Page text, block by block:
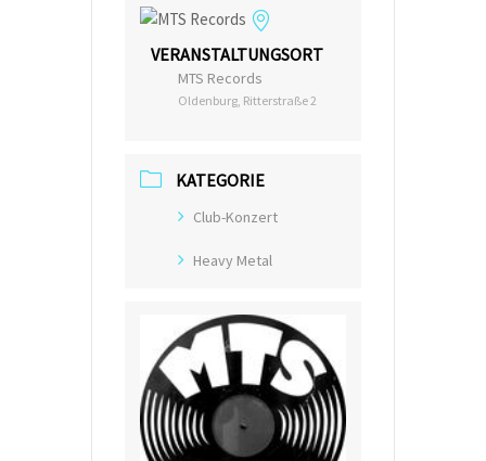
VERANSTALTUNGSORT
MTS Records
Oldenburg, Ritterstraße 2
KATEGORIE
Club-Konzert
Heavy Metal